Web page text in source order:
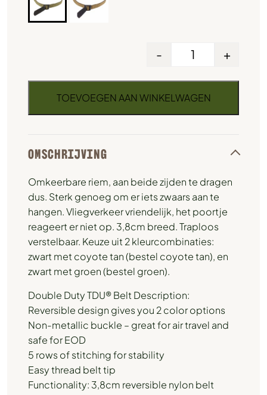
- +
TOEVOEGEN AAN WINKELWAGEN
OMSCHRIJVING
Omkeerbare riem, aan beide zijden te dragen
dus. Sterk genoeg om er iets zwaars aan te
hangen. Vliegverkeer vriendelijk, het poortje
reageert er niet op. 3,8cm breed. Traploos
verstelbaar. Keuze uit 2 kleurcombinaties:
zwart met coyote tan (bestel coyote tan), en
zwart met groen (bestel groen).
Double Duty TDU® Belt Description:
Reversible design gives you 2 color options
Non-metallic buckle – great for air travel and
safe for EOD
5 rows of stitching for stability
Easy thread belt tip
Functionality: 3,8cm reversible nylon belt